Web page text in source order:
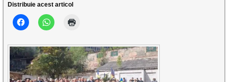
Distribuie acest articol